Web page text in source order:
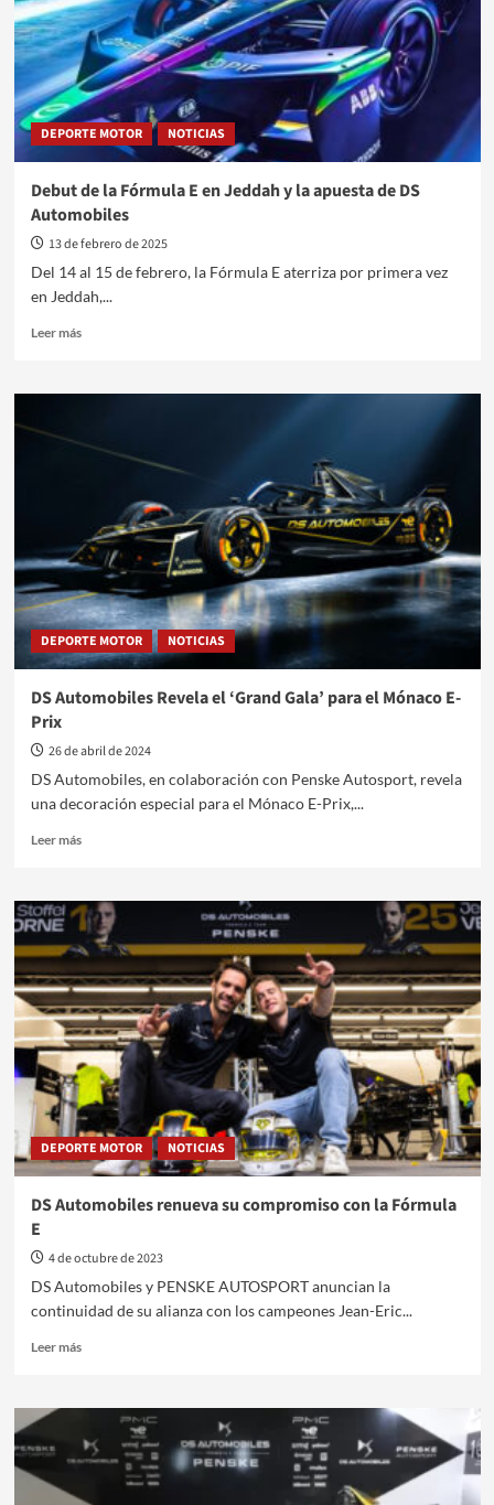
E-
Prix
de
Miami
DEPORTE MOTOR NOTICIAS
Debut de la Fórmula E en Jeddah y la apuesta de DS
Automobiles
13 de febrero de 2025
Del 14 al 15 de febrero, la Fórmula E aterriza por primera vez
en Jeddah,...
Leer másLeer
Debut
Fórmula
Jeddah
y
la
apuesta
de
DS
Automobiles
DEPORTE MOTOR NOTICIAS
DS Automobiles Revela el ‘Grand Gala’ para el Mónaco E-
Prix
26 de abril de 2024
DS Automobiles, en colaboración con Penske Autosport, revela
una decoración especial para el Mónaco E-Prix,...
Leer másLeer
DS
Automobiles
Revela
el
‘Grand
Gala’
para
el
Mónaco
E-
Prix
DEPORTE MOTOR NOTICIAS
DS Automobiles renueva su compromiso con la Fórmula
E
4 de octubre de 2023
DS Automobiles y PENSKE AUTOSPORT anuncian la
continuidad de su alianza con los campeones Jean-Eric...
Leer másLeer
DS
Automobiles
renueva
su
compromiso